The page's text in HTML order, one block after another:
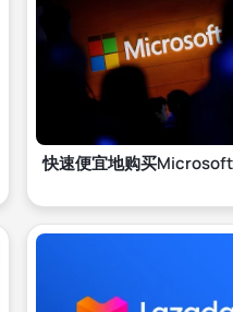
快速便宜地购买